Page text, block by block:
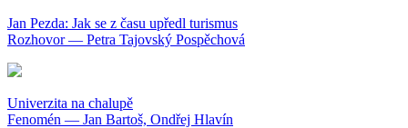
Jan Pezda: Jak se z času upředl turismus
Rozhovor — Petra Tajovský Pospěchová
Univerzita na chalupě
Fenomén — Jan Bartoš, Ondřej Hlavín